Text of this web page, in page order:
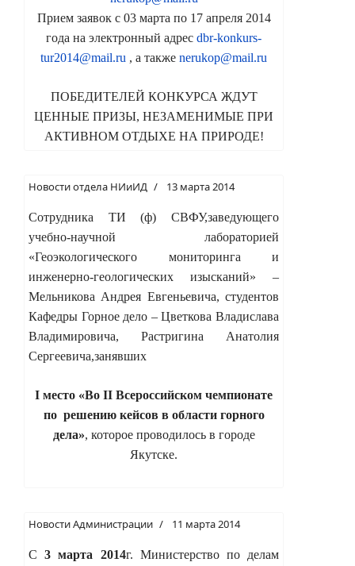
Прием заявок с 03 марта по 17 апреля 2014
года на электронный адрес dbr-konkurs-
tur2014@mail.ru , а также nerukop@mail.ru
ПОБЕДИТЕЛЕЙ КОНКУРСА ЖДУТ
ЦЕННЫЕ ПРИЗЫ, НЕЗАМЕНИМЫЕ ПРИ
АКТИВНОМ ОТДЫХЕ НА ПРИРОДЕ!
Новости отдела НИиИД 13 марта 2014
Сотрудника ТИ (ф) СВФУ,заведующего
учебно-научной лабораторией
«Геоэкологического мониторинга и
инженерно-геологических изысканий» –
Мельникова Андрея Евгеньевича, студентов
Кафедры Горное дело – Цветкова Владислава
Владимировича, Растригина Анатолия
Сергеевича,занявших
I место «Во II Всероссийском чемпионате
по решению кейсов в области горного
дела», которое проводилось в городе
Якутске.
Новости Администрации 11 марта 2014
С3 марта 2014г. Министерство по делам